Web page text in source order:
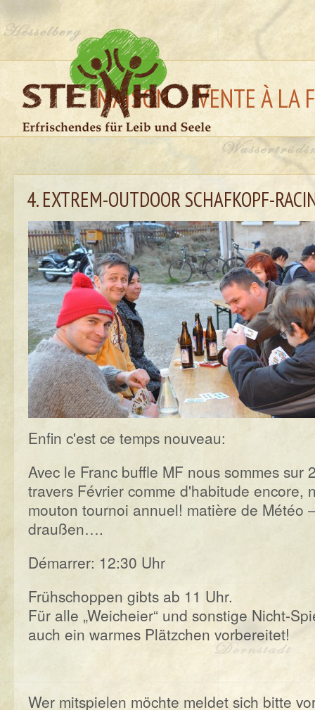
MAISON VENTE À LA
4. EXTREM-OUTDOOR SCHAFKOPF-
Enfin c'est ce temps nouveau:
Avec le Franc buffle MF nous sommes sur
travers Février comme d'habitude encore,
mouton tournoi annuel! matière de Météo
draußen….
Démarrer: 12:30 Uhr
Frühschoppen gibts ab 11 Uhr.
Für alle „Weicheier“ und sonstige Nicht-
auch ein warmes Plätzchen vorbereitet!
Wer mitspielen möchte meldet sich bitte